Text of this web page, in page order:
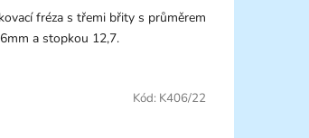
fréza s třemi břity s průměrem
a stopkou 12,7.
Kód: K406/22